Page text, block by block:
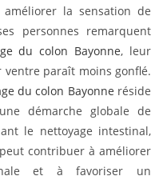
la sensation de
personnes remarquent
du colon Bayonne, leur
paraît moins gonflé.
du colon Bayonne réside
démarche globale de
le nettoyage intestinal,
peut contribuer à améliorer
et à favoriser un